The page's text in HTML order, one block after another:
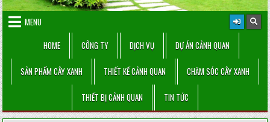
MENU
HOME
CÔNG TY DỊCH VỤ DỰ ÁN CẢNH QUAN
SẢN PHẨM CÂY XANH THIẾT KẾ CẢNH QUAN CHĂM SÓC CÂY XANH
THIẾT BỊ CẢNH QUAN TIN TỨC